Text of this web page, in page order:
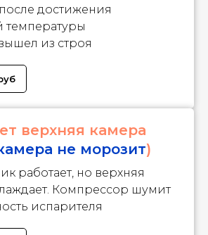
достижения
температуры
из строя
верхняя камера
не морозит)
работает, но верхняя
Компрессор шумит
испарителя